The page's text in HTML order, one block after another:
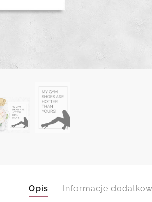
Opis Informacje